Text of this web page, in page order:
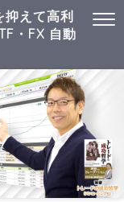
えて高利
・FX 自動